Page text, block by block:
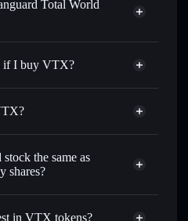
Total World
if I buy VTX?
the same as
shares?
in VTX tokens?